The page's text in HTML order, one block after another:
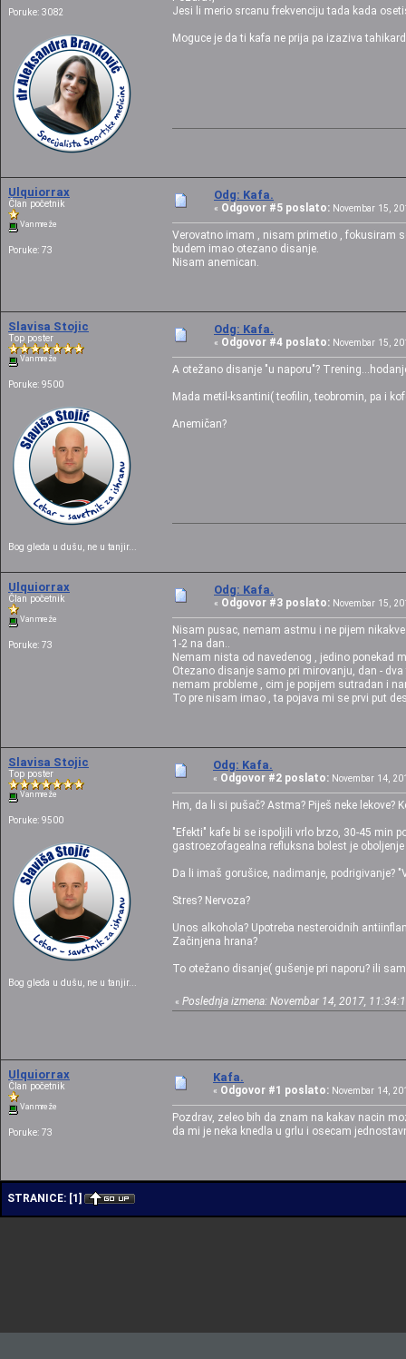
Poruke: 3082
Jesi li merio srcanu frekvenciju tada kada
Moguce je da ti kafa ne prija pa izaziva
Ulquiorrax
Član početnik
Van mreže
Poruke: 73
Odg: Kafa.
« Odgovor #5 poslato: Novembar 15,
Verovatno imam , nisam primetio , fokusiram
budem imao otezano disanje.
Nisam anemican.
Slavisa Stojic
Top poster
Van mreže
Poruke: 9500
Bog gleda u dušu, ne u tanjir...
Odg: Kafa.
« Odgovor #4 poslato: Novembar 15,
A otežano disanje "u naporu"?
Mada metil-ksantini( teofilin, teobromin, pa i
Anemičan?
Ulquiorrax
Član početnik
Van mreže
Poruke: 73
Odg: Kafa.
« Odgovor #3 poslato: Novembar 15,
Nisam pusac, nemam astmu i ne pijem
1-2 na dan..
Nemam nista od navedenog , jedino ponekad
Otezano disanje samo pri mirovanju, dan -
nemam probleme , cim je popijem sutradan i
To pre nisam imao , ta pojava mi se prvi put
Slavisa Stojic
Top poster
Van mreže
Poruke: 9500
Bog gleda u dušu, ne u tanjir...
Odg: Kafa.
« Odgovor #2 poslato: Novembar 14,
Hm, da li si pušač? Astma? Piješ neke lekove?
"Efekti" kafe bi se ispoljili vrlo brzo, 30-45 min
gastroezofagealna refluksna bolest je
Da li imaš gorušice, nadimanje, podrigivanje?
Stres? Nervoza?
Unos alkohola? Upotreba nesteroidnih
Začinjena hrana?
To otežano disanje( gušenje pri naporu? ili
« Poslednja izmena: Novembar 14, 2017,
Ulquiorrax
Član početnik
Van mreže
Poruke: 73
Kafa.
« Odgovor #1 poslato: Novembar 14,
Pozdrav, zeleo bih da znam na kakav nacin
da mi je neka knedla u grlu i osecam
STRANICE: [1 ]